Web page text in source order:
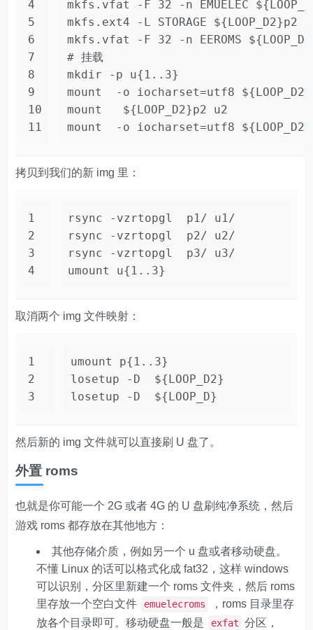
4
5
6
7
8
9
10
11
mkfs.vfat -F 32 -n EMUELEC
mkfs.ext4 -L STORAGE ${LOOP_D2}p2
mkfs.vfat -F 32 -n EEROMS
# 挂载
mkdir -p u{1..3}
mount  -o iocharset=utf8
mount   ${LOOP_D2}p2 u2
mount  -o iocharset=utf8
拷贝到我们的新 img 里：
1
2
3
4
rsync -vzrtopgl  p1/ u1/
rsync -vzrtopgl  p2/ u2/
rsync -vzrtopgl  p3/ u3/
umount u{1..3}
取消两个 img 文件映射：
1
2
3
umount p{1..3}
losetup -D  ${LOOP_D2}
losetup -D  ${LOOP_D}
然后新的 img 文件就可以直接刷 U 盘了。
外置 roms
也就是你可能一个 2G 或者 4G 的 U 盘刷纯净系统，然后
游戏 roms 都存放在其他地方：
其他存储介质，例如另一个 u 盘或者移动硬盘。
不懂 Linux 的话可以格式化成 fat32，这样 windows
可以识别，分区里新建一个 roms 文件夹，然后 roms
里存放一个空白文件
emuelecroms
，roms 目录里存
放各个目录即可。移动硬盘一般是
exfat 分区，